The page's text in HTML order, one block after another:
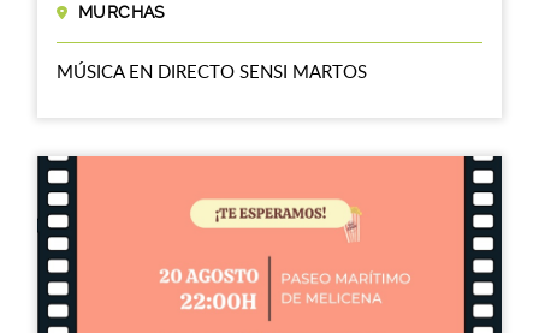
MURCHAS
MÚSICA EN DIRECTO SENSI MARTOS